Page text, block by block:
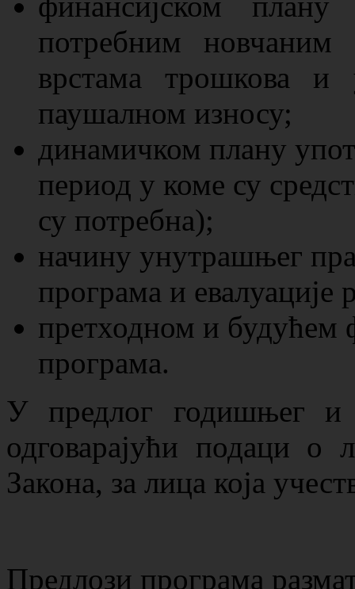
потребним новчаним
врстама трошкова
паушалном износу;
динамичком плану
период у коме су
су потребна);
начину унутрашњег
програма и евалуације
претходном и будућем
програма.
У предлог годишњег и
одговарајући подаци о
Закона, за лица која
Предлози програма